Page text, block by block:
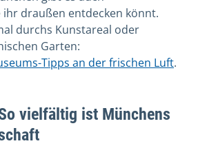
draußen entdecken könnt.
durchs Kunstareal oder
Garten:
Tipps an der frischen Luft.
vielfältig ist Münchens